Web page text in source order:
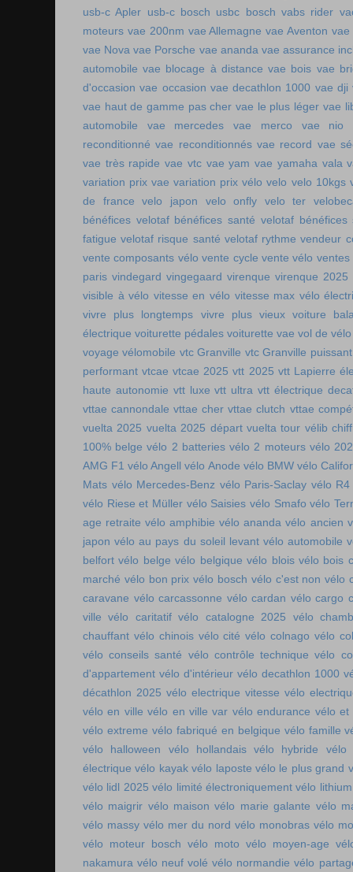
usb-c Apler usb-c bosch usbc bosch vabs rider
moteurs vae 200nm vae Allemagne vae Aventon vae
vae Nova vae Porsche vae ananda vae assurance
automobile vae blocage à distance vae bois vae
d'occasion vae occasion vae decathlon 1000 vae dji
vae haut de gamme pas cher vae le plus léger vae
automobile
vae mercedes vae merco
vae nio
reconditionné vae reconditionnés vae record vae
vae très rapide vae vtc vae yam vae yamaha vala
variation prix vae variation prix vélo velo velo 10kgs
de france
velo japon velo onfly velo ter
bénéfices velotaf bénéfices santé velotaf
fatigue velotaf risque santé velotaf rythme vendeur
vente composants vélo vente cycle vente vélo ventes
paris vindegard vingegaard virenque virenque 2025
visible à vélo vitesse en vélo vitesse max vélo
vivre plus longtemps
vivre plus vieux voiture
électrique voiturette pédales voiturette vae vol de
voyage vélomobile vtc Granville vtc Granville puissant
performant vtcae vtcae 2025 vtt 2025 vtt Lapierre
haute autonomie vtt luxe vtt ultra vtt électrique
vttae cannondale vttae cher vttae clutch vttae
vuelta 2025 vuelta 2025 départ vuelta tour vélib
100% belge vélo 2 batteries vélo 2 moteurs vélo
AMG F1 vélo Angell vélo Anode vélo BMW vélo
Mats vélo Mercedes-Benz vélo Paris-Saclay vélo R4
vélo Riese et Müller vélo Saisies vélo Smafo vélo
age retraite vélo amphibie vélo ananda vélo ancien
japon vélo au pays du soleil levant vélo automobile
belfort vélo belge vélo belgique vélo blois vélo bois
marché vélo bon prix vélo bosch vélo c'est non vélo
caravane vélo carcassonne vélo cardan vélo cargo
ville vélo caritatif vélo catalogne 2025
vélo
chauffant vélo chinois vélo cité vélo colnago vélo
vélo conseils santé vélo contrôle technique vélo
d'appartement vélo d'intérieur vélo decathlon 1000
décathlon 2025 vélo electrique vitesse vélo
vélo en ville vélo en ville var vélo endurance vélo et
vélo extreme vélo fabriqué en belgique vélo famille
vélo halloween
vélo hollandais vélo hybride
vélo
électrique vélo kayak vélo laposte vélo le plus grand
vélo lidl 2025 vélo limité électroniquement vélo lithium
vélo maigrir vélo maison vélo marie galante vélo
vélo massy vélo mer du nord vélo monobras vélo
vélo moteur bosch vélo moto vélo moyen-age
nakamura vélo neuf volé vélo normandie vélo